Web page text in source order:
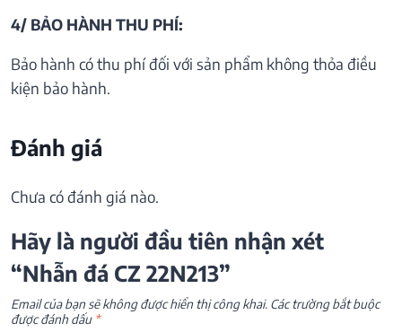
4/ BẢO HÀNH THU PHÍ:
Bảo hành có thu phí đối với sản phẩm không thỏa điều
kiện bảo hành.
Đánh giá
Chưa có đánh giá nào.
Hãy là người đầu tiên nhận xét
“Nhẫn đá CZ 22N213”
Email của bạn sẽ không được hiển thị công khai. Các trường bắt buộc
được đánh dấu *